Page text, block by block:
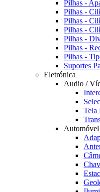
Pilhas -
Pilhas -
Pilhas -
Pilhas -
Pilhas -
Pilhas -
Pilhas -
Suportes
Eletrónica
Audio /
Tela
Automóvel